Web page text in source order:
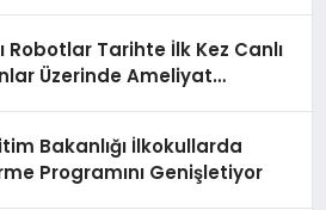
Robotlar Tarihte İlk Kez Canlı
Üzerinde Ameliyat
Bakanlığı İlkokullarda
Programını Genişletiyor